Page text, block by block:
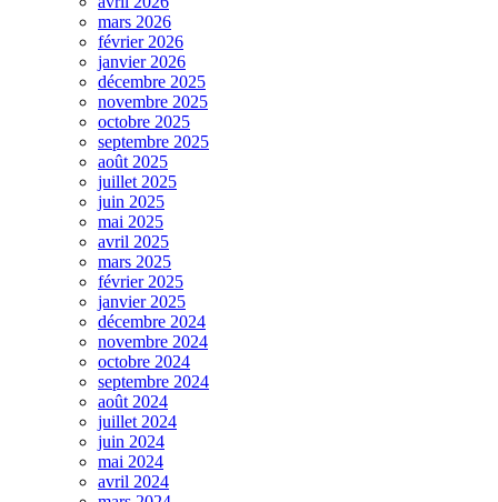
mars 2026
février 2026
janvier 2026
décembre 2025
novembre 2025
octobre 2025
septembre 2025
août 2025
juillet 2025
juin 2025
mai 2025
avril 2025
mars 2025
février 2025
janvier 2025
décembre 2024
novembre 2024
octobre 2024
septembre 2024
août 2024
juillet 2024
juin 2024
mai 2024
avril 2024